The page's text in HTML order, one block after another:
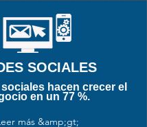
SOCIALES
hacen crecer el
en un 77 %.
más &amp;gt;